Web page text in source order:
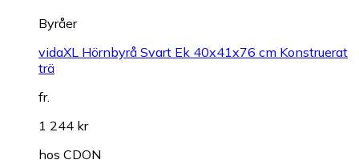
Byråer
vidaXL Hörnbyrå Svart Ek 40x41x76 cm Konstruerat
trä
fr.
1 244 kr
hos CDON